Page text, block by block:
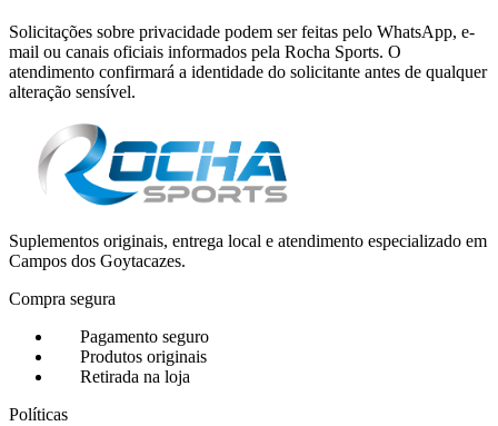
Solicitações sobre privacidade podem ser feitas pelo WhatsApp, e-
mail ou canais oficiais informados pela Rocha Sports. O
atendimento confirmará a identidade do solicitante antes de qualquer
alteração sensível.
Suplementos originais, entrega local e atendimento especializado em
Campos dos Goytacazes.
Compra segura
Pagamento seguro
Produtos originais
Retirada na loja
Políticas